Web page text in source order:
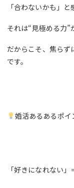
「合わないかも」
それは“見極める力”
だからこそ、焦らず
です。
婚活あるあるポ
「好きになれない